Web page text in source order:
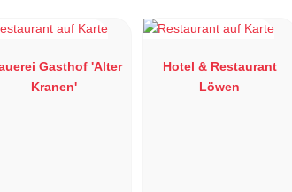
Gasthof 'Alter
Kranen'
Hotel & Restaurant
Löwen